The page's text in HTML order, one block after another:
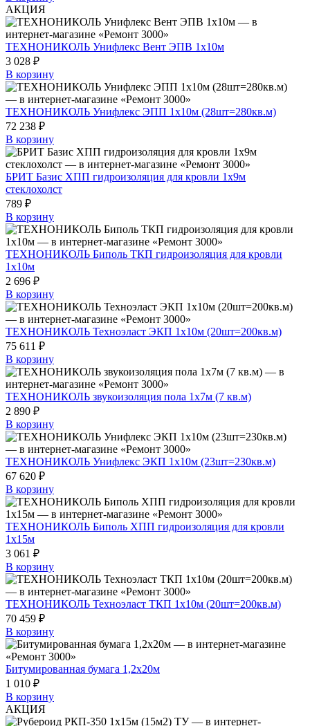
АКЦИЯ
ТЕХНОНИКОЛЬ Унифлекс Вент ЭПВ 1х10м
3 028 ₽
В корзину
ТЕХНОНИКОЛЬ Унифлекс ЭПП 1х10м (28шт=280кв.м)
72 238 ₽
В корзину
БРИТ Базис ХПП гидроизоляция для кровли 1х9м
стеклохолст
789 ₽
В корзину
ТЕХНОНИКОЛЬ Биполь ТКП гидроизоляция для кровли
1х10м
2 696 ₽
В корзину
ТЕХНОНИКОЛЬ Техноэласт ЭКП 1х10м (20шт=200кв.м)
75 611 ₽
В корзину
ТЕХНОНИКОЛЬ звукоизоляция пола 1х7м (7 кв.м)
2 890 ₽
В корзину
ТЕХНОНИКОЛЬ Унифлекс ЭКП 1х10м (23шт=230кв.м)
67 620 ₽
В корзину
ТЕХНОНИКОЛЬ Биполь ХПП гидроизоляция для кровли
1х15м
3 061 ₽
В корзину
ТЕХНОНИКОЛЬ Техноэласт ТКП 1х10м (20шт=200кв.м)
70 459 ₽
В корзину
Битумированная бумага 1,2х20м
1 010 ₽
В корзину
АКЦИЯ